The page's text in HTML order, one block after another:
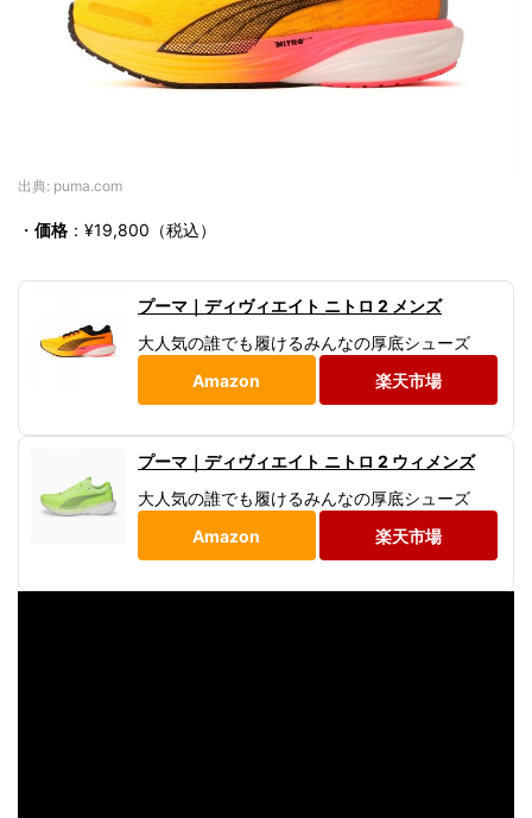
出典: puma.com
・ 価格 ：¥19,800（税込）
プーマ｜ディヴィエイト ニトロ 2 メンズ
大人気の誰でも履けるみんなの厚底シューズ
Amazon
楽天市場
プーマ｜ディヴィエイト ニトロ 2 ウィメンズ
大人気の誰でも履けるみんなの厚底シューズ
Amazon
楽天市場